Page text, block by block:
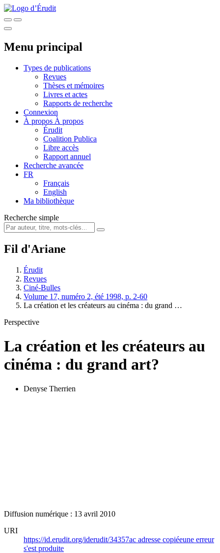
Menu principal
Types de publications
Revues
Thèses et mémoires
Livres et actes
Rapports de recherche
Connexion
À propos À propos
Érudit
Coalition Publica
Libre accès
Rapport annuel
Recherche avancée
FR
Français
English
Ma bibliothèque
Recherche simple
Fil d'Ariane
Érudit
Revues
Ciné-Bulles
Volume 17, numéro 2, été 1998, p. 2-60
La création et les créateurs au cinéma : du grand …
Perspective
La création et les créateurs au
cinéma : du grand art?
Denyse Therrien
Diffusion numérique : 13 avril 2010
URI
https://id.erudit.org/iderudit/34357ac adresse copiéeune erreur
s'est produite